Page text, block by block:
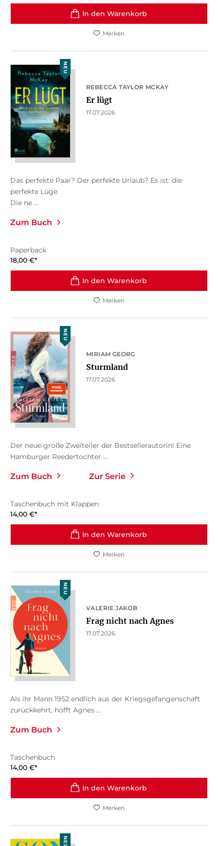
In den Warenkorb
Merken
NEU
REBECCA TAYLOR MCKAY
Er lügt
17.07.2026
Das perfekte Paar? Der perfekte Urlaub? Es ist: die
perfekte Lüge.
Die ne ...
Zum Buch
Paperback
18,00 €*
In den Warenkorb
Merken
NEU
MIRIAM GEORG
Sturmland
17.07.2026
Der neue große Zweiteiler der Bestsellerautorin! Eine
Hamburger Reedertochter ...
Zum Buch Zur Serie
Taschenbuch mit Klappen
14,00 €*
In den Warenkorb
Merken
NEU
VALERIE JAKOB
Frag nicht nach Agnes
17.07.2026
Als ihr Mann 1952 endlich aus der Kriegsgefangenschaft
zurückkehrt, hofft Agnes ...
Zum Buch
Taschenbuch
14,00 €*
In den Warenkorb
Merken
NEU